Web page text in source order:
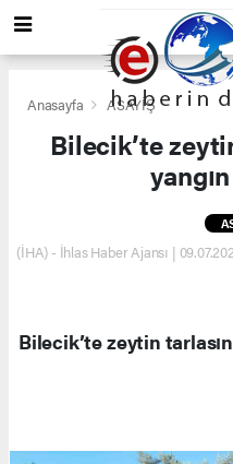
Anasayfa ASAYİŞ
Bilecik’te
(İHA) - İhlas Haber Ajansı |
Bilecik’te zeytin